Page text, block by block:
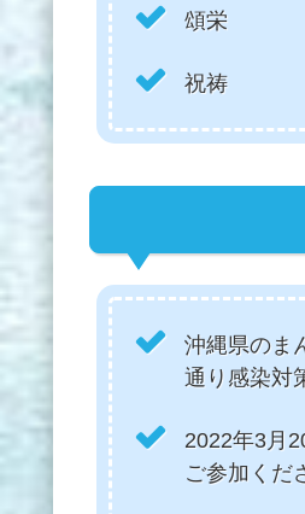
頌栄
祝祷
沖縄県のま
通り感染対
2022年3月
ご参加くだ